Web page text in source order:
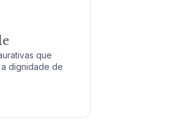
que
dignidade de